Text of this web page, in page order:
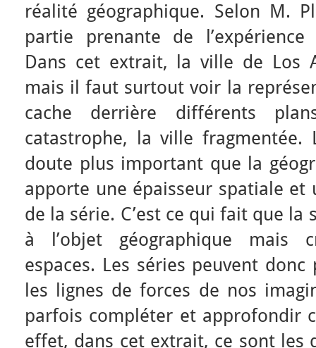
réalité géographique. Selon M.
partie prenante de
Dans cet extrait, la ville de Los
mais il faut surtout voir la
cache derrière différents
catastrophe, la ville fragmentée.
doute plus important que la
apporte une épaisseur spatiale et
de la série. C’est ce qui fait que la
à l’objet géographique mais
espaces. Les séries peuvent
les lignes de forces de nos
parfois compléter et approfondir
effet, dans cet extrait, ce sont les